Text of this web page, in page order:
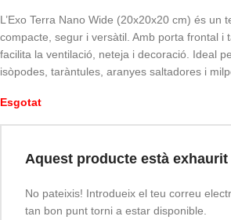
L’Exo Terra Nano Wide (20x20x20 cm) és un
compacte, segur i versàtil. Amb porta frontal i
facilita la ventilació, neteja i decoració. Ideal
isòpodes, taràntules, aranyes saltadores i
Esgotat
Aquest producte està
No pateixis! Introdueix el teu correu
tan bon punt torni a estar disponible.